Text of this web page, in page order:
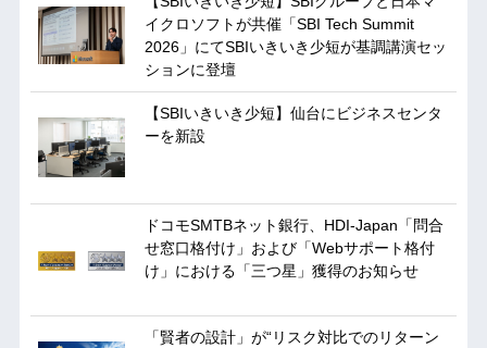
イクロソフトが共催「SBI Tech Summit
2026」にてSBIいきいき少短が基調講演セッ
ションに登壇
【SBIいきいき少短】仙台にビジネスセンタ
ーを新設
ドコモSMTBネット銀行、HDI-Japan「問合
せ窓口格付け」および「Webサポート格付
け」における「三つ星」獲得のお知らせ
「賢者の設計」が“リスク対比でのリターン